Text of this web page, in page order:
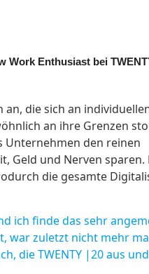
Enthusiast bei
an, die sich an
an ihre Grenzen
Unternehmen den reinen
Geld und Nerven sparen.
die gesamte
ich finde das sehr
war zuletzt nicht mehr
die TWENTY |20 aus